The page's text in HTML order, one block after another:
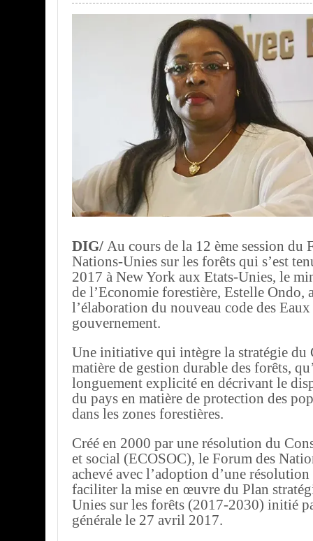
DIG/ Au cours de la 12 ème session du
Nations-Unies sur les forêts qui s’est
2017 à New York aux Etats-Unies, le
de l’Economie forestière, Estelle Ondo,
l’élaboration du nouveau code des
gouvernement.
Une initiative qui intègre la stratégie du
matière de gestion durable des forêts,
longuement explicité en décrivant le
du pays en matière de protection des
dans les zones forestières.
Créé en 2000 par une résolution du
et social (ECOSOC), le Forum des
achevé avec l’adoption d’une
faciliter la mise en œuvre du Plan
Unies sur les forêts (2017-2030) initié
générale le 27 avril 2017.